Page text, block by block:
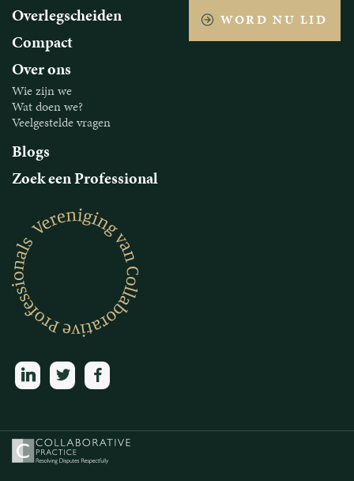
Overlegscheiden
Compact
Over ons
Wie zijn we
Wat doen we?
Veelgestelde vragen
Blogs
Zoek een Professional
WORD NU LID
linkedintwitter facebook